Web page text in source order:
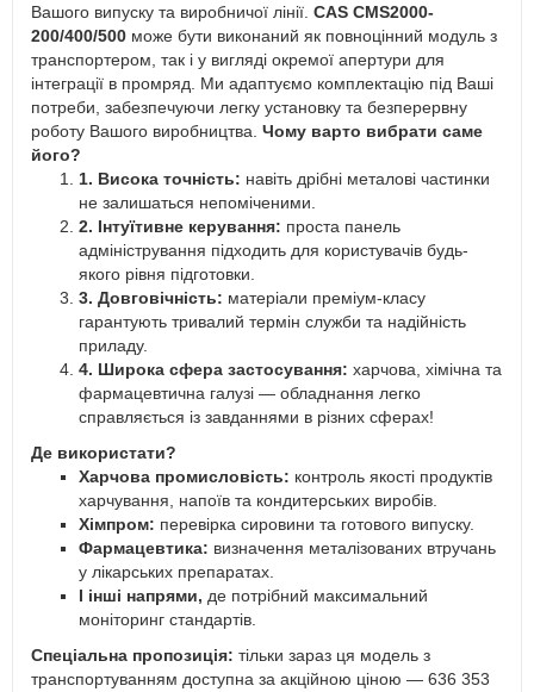
Вашого випуску та виробничої лінії. CAS CMS2000-
200/400/500 може бути виконаний як повноцінний модуль з
транспортером, так і у вигляді окремої апертури для
інтеграції в промряд. Ми адаптуємо комплектацію під Ваші
потреби, забезпечуючи легку установку та безперервну
роботу Вашого виробництва. Чому варто вибрати саме
його?
1. Висока точність: навіть дрібні металові частинки
не залишаться непоміченими.
2. Інтуїтивне керування: проста панель
адміністрування підходить для користувачів будь-
якого рівня підготовки.
3. Довговічність: матеріали преміум-класу
гарантують тривалий термін служби та надійність
приладу.
4. Широка сфера застосування: харчова, хімічна та
фармацевтична галузі — обладнання легко
справляється із завданнями в різних сферах!
Де використати?
Харчова промисловість: контроль якості продуктів
харчування, напоїв та кондитерських виробів.
Хімпром: перевірка сировини та готового випуску.
Фармацевтика: визначення металізованих втручань
у лікарських препаратах.
І інші напрями, де потрібний максимальний
моніторинг стандартів.
Спеціальна пропозиція: тільки зараз ця модель з
транспортуванням доступна за акційною ціною — 636 353